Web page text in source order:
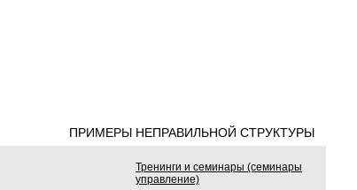
ПРИМЕРЫ НЕПРАВИЛЬНОЙ СТРУКТУРЫ
Тренинги и семинары (семинары
управление)